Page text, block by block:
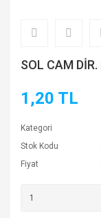
SOL CAM
1,20 TL
Kategori
Stok Kodu
Fiyat